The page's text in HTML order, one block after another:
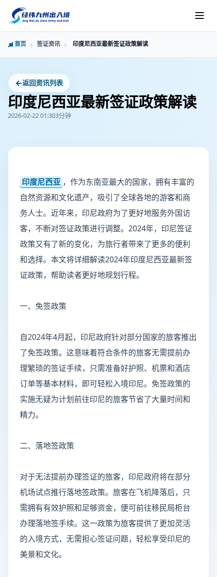
首页 签证资讯 印度尼西亚最新签证政策解读
←返回资讯列表
印度尼西亚最新签证政策解读
2026-02-22 01:303分钟
印度尼西亚 ，作为东南亚最大的国家，拥有丰富的
自然资源和文化遗产，吸引了全球各地的游客和商
务人士。近年来，印尼政府为了更好地服务外国访
客，不断对签证政策进行调整。2024年，印尼签证
政策又有了新的变化，为旅行者带来了更多的便利
和选择。本文将详细解读2024年印度尼西亚最新签
证政策，帮助读者更好地规划行程。
一、免签政策
自2024年4月起，印尼政府针对部分国家的旅客推出
了免签政策。这意味着符合条件的旅客无需提前办
理繁琐的签证手续，只需准备好护照、机票和酒店
订单等基本材料，即可轻松入境印尼。免签政策的
实施无疑为计划前往印尼的旅客节省了大量时间和
精力。
二、落地签政策
对于无法提前办理签证的旅客，印尼政府将在部分
机场试点推行落地签政策。旅客在飞机降落后，只
需拥有有效护照和足够资金，便可前往移民局柜台
办理落地签手续。这一政策为旅客提供了更加灵活
的入境方式，无需担心签证问题，轻松享受印尼的
美景和文化。